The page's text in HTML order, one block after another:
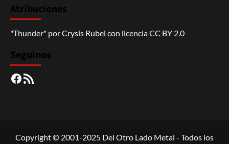
Atribuciones
"Thunder" porCrysis Rubel con licenciaCC BY 2.0
Seguinos
Facebook
RSS
Copyright © 2001-2025 Del Otro Lado Metal - Todos los